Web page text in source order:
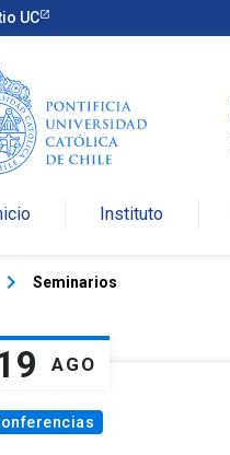
UC
Instituto
keyboard_arrow_right Seminarios
AGO